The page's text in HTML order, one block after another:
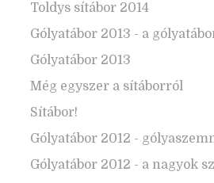
Toldys sítábor 2014
Gólyatábor 2013 - a
Gólyatábor 2013
Még egyszer a sítáborról
Sítábor!
Gólyatábor 2012 -
Gólyatábor 2012 - a nagyok